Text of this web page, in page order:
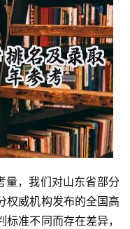
权威机构发布的全国高
准不同而存在差异，